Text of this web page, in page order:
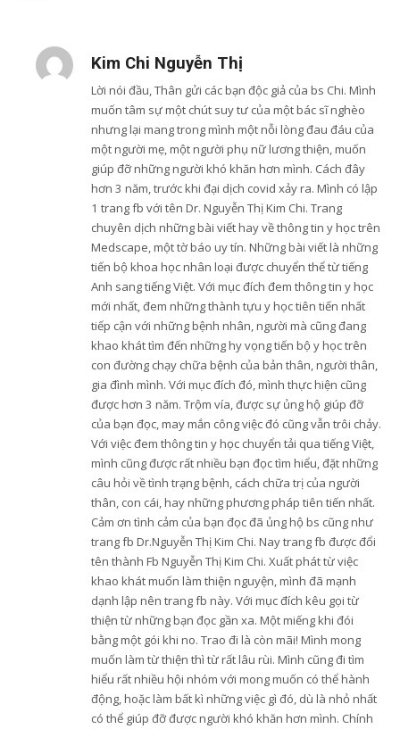
Kim Chi Nguyễn Thị
Lời nói đầu, Thân gửi các bạn độc giả của bs Chi. Mình
muốn tâm sự một chút suy tư của một bác sĩ nghèo
nhưng lại mang trong mình một nỗi lòng đau đáu của
một người mẹ, một người phụ nữ lương thiện, muốn
giúp đỡ những người khó khăn hơn mình. Cách đây
hơn 3 năm, trước khi đại dịch covid xảy ra. Mình có lập
1 trang fb với tên Dr. Nguyễn Thị Kim Chi. Trang
chuyên dịch những bài viết hay về thông tin y học trên
Medscape, một tờ báo uy tín. Những bài viết là những
tiến bộ khoa học nhân loại được chuyển thể từ tiếng
Anh sang tiếng Việt. Với mục đích đem thông tin y học
mới nhất, đem những thành tựu y học tiên tiến nhất
tiếp cận với những bệnh nhân, người mà cũng đang
khao khát tìm đến những hy vọng tiến bộ y học trên
con đường chạy chữa bệnh của bản thân, người thân,
gia đình mình. Với mục đích đó, mình thực hiện cũng
được hơn 3 năm. Trộm vía, được sự ủng hộ giúp đỡ
của bạn đọc, may mắn công việc đó cũng vẫn trôi chảy.
Với việc đem thông tin y học chuyển tải qua tiếng Việt,
mình cũng được rất nhiều bạn đọc tìm hiểu, đặt những
câu hỏi về tình trạng bệnh, cách chữa trị của người
thân, con cái, hay những phương pháp tiên tiến nhất.
Cảm ơn tình cảm của bạn đọc đã ủng hộ bs cũng như
trang fb Dr.Nguyễn Thị Kim Chi. Nay trang fb được đổi
tên thành Fb Nguyễn Thị Kim Chi. Xuất phát từ việc
khao khát muốn làm thiện nguyện, mình đã mạnh
dạnh lập nên trang fb này. Với mục đích kêu gọi từ
thiện từ những bạn đọc gần xa. Một miếng khi đói
bằng một gói khi no. Trao đi là còn mãi! Mình mong
muốn làm từ thiện thì từ rất lâu rùi. Mình cũng đi tìm
hiểu rất nhiều hội nhóm với mong muốn có thể hành
động, hoặc làm bất kì những việc gì đó, dù là nhỏ nhất
có thể giúp đỡ được người khó khăn hơn mình. Chính